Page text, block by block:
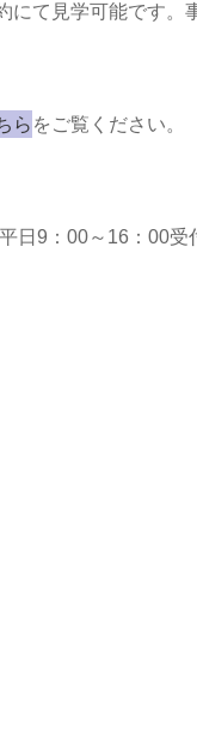
にて見学可能です。
ら をご覧ください。
9：00～16：00受